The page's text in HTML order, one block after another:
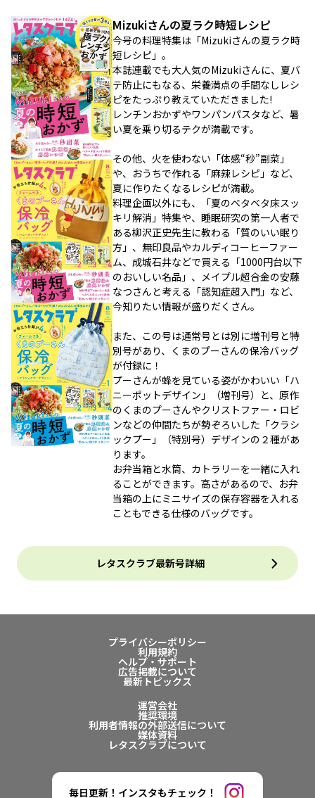
Mizukiさんの夏ラク時短レシピ
今号の料理特集は「Mizukiさんの夏ラク時
短レシピ」。
本誌連載でも大人気のMizukiさんに、夏バ
テ防止にもなる、栄養満点の手間なしレシ
ピをたっぷり教えていただきました!
レンチンおかずやワンパンパスタなど、暑
い夏を乗り切るテクが満載です。
その他、火を使わない「体感“秒”副菜」
や、おうちで作れる「麻辣レシピ」など、
夏に作りたくなるレシピが満載。
料理企画以外にも、「夏のベタベタ床スッ
キリ解消」特集や、睡眠研究の第一人者で
ある柳沢正史先生に教わる「質のいい眠り
方」、無印良品やカルディコーヒーファー
ム、成城石井などで買える「1000円台以下
のおいしい名品」、メイプル超合金の安藤
なつさんと考える「認知症超入門」など、
今知りたい情報が盛りだくさん。
また、この号は通常号とは別に増刊号と特
別号があり、くまのプーさんの保冷バッグ
が付録に！
プーさんが蜂を見ている姿がかわいい「ハ
ニーポットデザイン」（増刊号）と、原作
のくまのプーさんやクリストファー・ロビ
ンなどの仲間たちが勢ぞろいした「クラシ
ックプー」（特別号）デザインの２種があ
ります。
お弁当箱と水筒、カトラリーを一緒に入れ
ることができます。高さがあるので、お弁
当箱の上にミニサイズの保存容器を入れる
こともできる仕様のバッグです。
レタスクラブ最新号詳細
プライバシーポリシー
利用規約
ヘルプ・サポート
広告掲載について
最新トピックス
運営会社
推奨環境
利用者情報の外部送信について
媒体資料
レタスクラブについて
毎日更新！インスタもチェック！